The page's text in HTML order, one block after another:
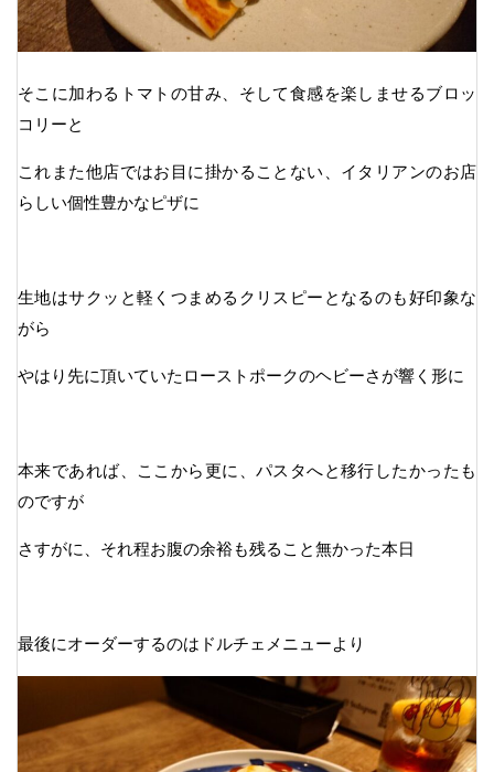
そこに加わるトマトの甘み、そして食感を楽しませるブロッ
コリーと
これまた他店ではお目に掛かることない、イタリアンのお店
らしい個性豊かなピザに
生地はサクッと軽くつまめるクリスピーとなるのも好印象な
がら
やはり先に頂いていたローストポークのヘビーさが響く形に
本来であれば、ここから更に、パスタへと移行したかったも
のですが
さすがに、それ程お腹の余裕も残ること無かった本日
最後にオーダーするのはドルチェメニューより